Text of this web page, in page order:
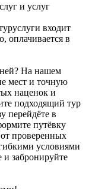
и услуг
входит
оплачивается в
На нашем
мест и точную
наценок и
подходящий тур
перейдёте в
путёвку
проверенных
условиями
забронируйте